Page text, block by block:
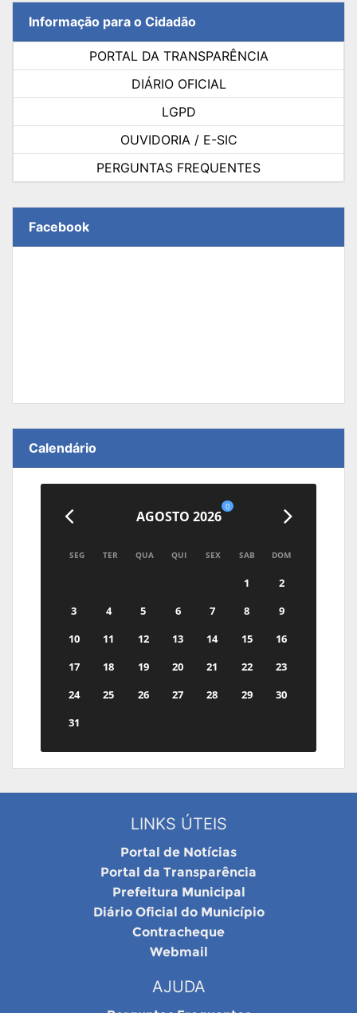
Informação para o Cidadão
PORTAL DA TRANSPARÊNCIA
DIÁRIO OFICIAL
LGPD
OUVIDORIA / E-SIC
PERGUNTAS FREQUENTES
Facebook
Calendário
AGOSTO 2026
0
SEG TER QUA QUI SEX SAB DOM
1
2
3
4 5 6 7 8
9
10
11 12 13 14 15
16
17
18 19 20 21 22
23
24
25 26 27 28 29
30
31
LINKS ÚTEIS
Portal de Notícias
Portal da Transparência
Prefeitura Municipal
Diário Oficial do Município
Contracheque
Webmail
AJUDA